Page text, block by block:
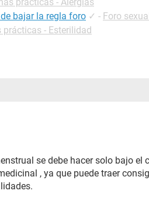
bajar la regla foro ✓ - Foro
prácticas - Esterilidad
se debe hacer solo bajo el
, ya que puede traer